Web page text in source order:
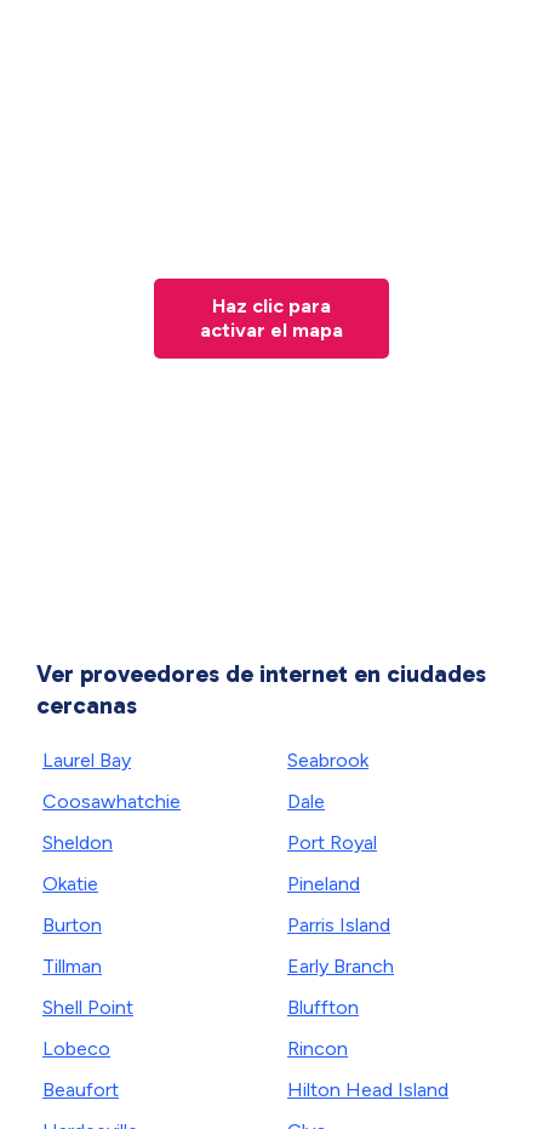
Haz clic para
activar el mapa
Ver proveedores de internet en ciudades
cercanas
Laurel Bay
Coosawhatchie
Sheldon
Okatie
Burton
Tillman
Shell Point
Lobeco
Beaufort
Seabrook
Dale
Port Royal
Pineland
Parris Island
Early Branch
Bluffton
Rincon
Hilton Head Island